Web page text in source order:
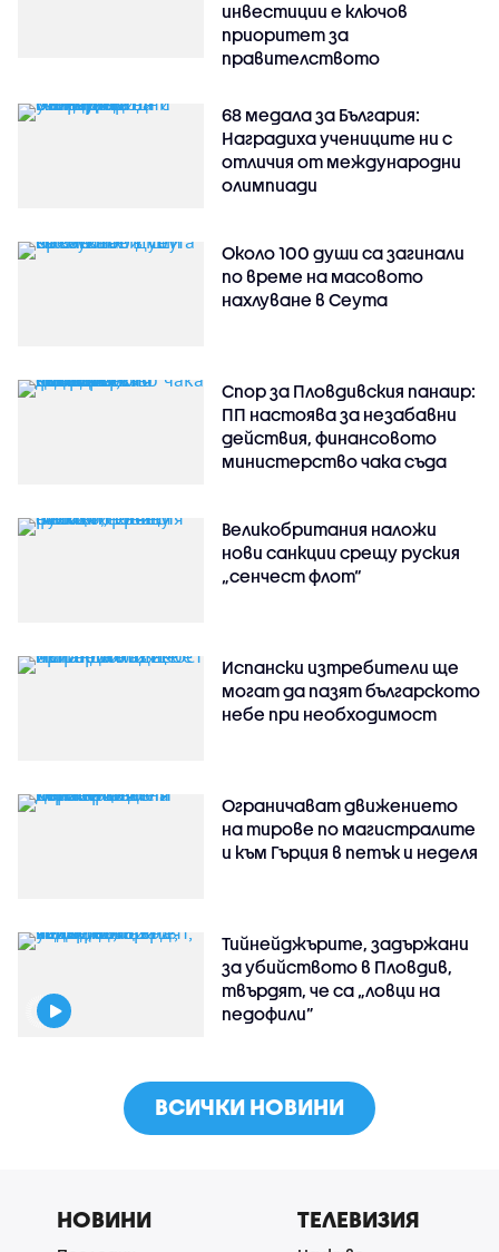
инвестиции е ключов
приоритет за
правителството
68 медала за България:
Наградиха учениците ни с
отличия от международни
олимпиади
Около 100 души са загинали
по време на масовото
нахлуване в Сеута
Спор за Пловдивския панаир:
ПП настоява за незабавни
действия, финансовото
министерство чака съда
Великобритания наложи
нови санкции срещу руския
„сенчест флот“
Испански изтребители ще
могат да пазят българското
небе при необходимост
Ограничават движението
на тирове по магистралите
и към Гърция в петък и неделя
Тийнейджърите, задържани
за убийството в Пловдив,
твърдят, че са „ловци на
педофили”
ВСИЧКИ НОВИНИ
НОВИНИ ТЕЛЕВИЗИЯ